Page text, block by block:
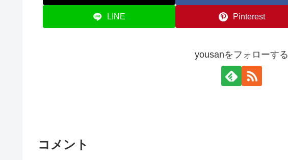
LINE Pinterest
yousanをフォローする
コメント